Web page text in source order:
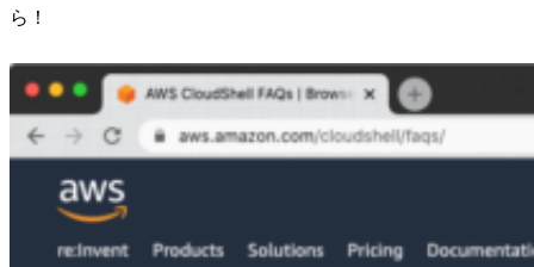
ら！